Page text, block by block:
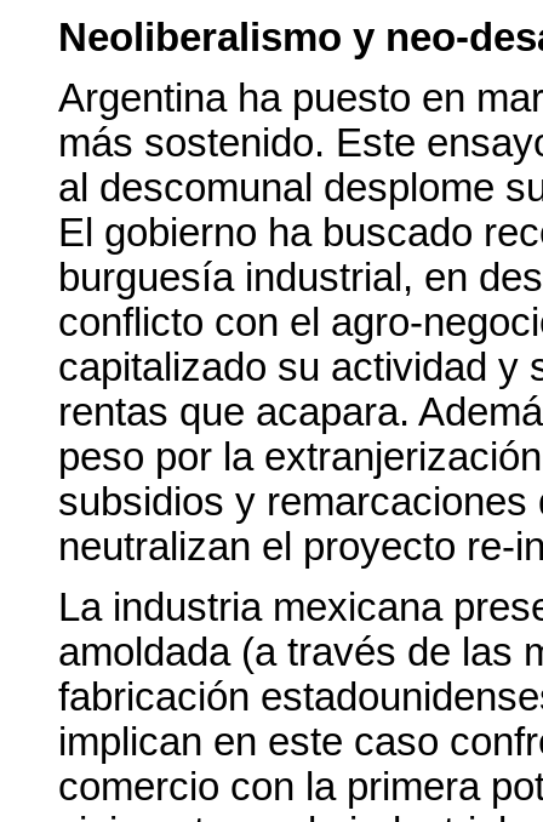
Neoliberalismo y neo-
Argentina ha puesto en
más sostenido. Este
al descomunal desplome
El gobierno ha buscado
burguesía industrial, en
conflicto con el agro-
capitalizado su actividad y
rentas que acapara.
peso por la
subsidios y
neutralizan el proyecto re-
La industria mexicana
amoldada (a través de las
fabricación
implican en este caso
comercio con la primera